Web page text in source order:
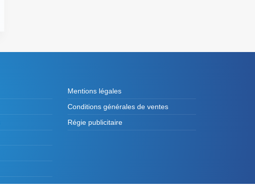
Mentions légales
Conditions générales de ventes
Régie publicitaire